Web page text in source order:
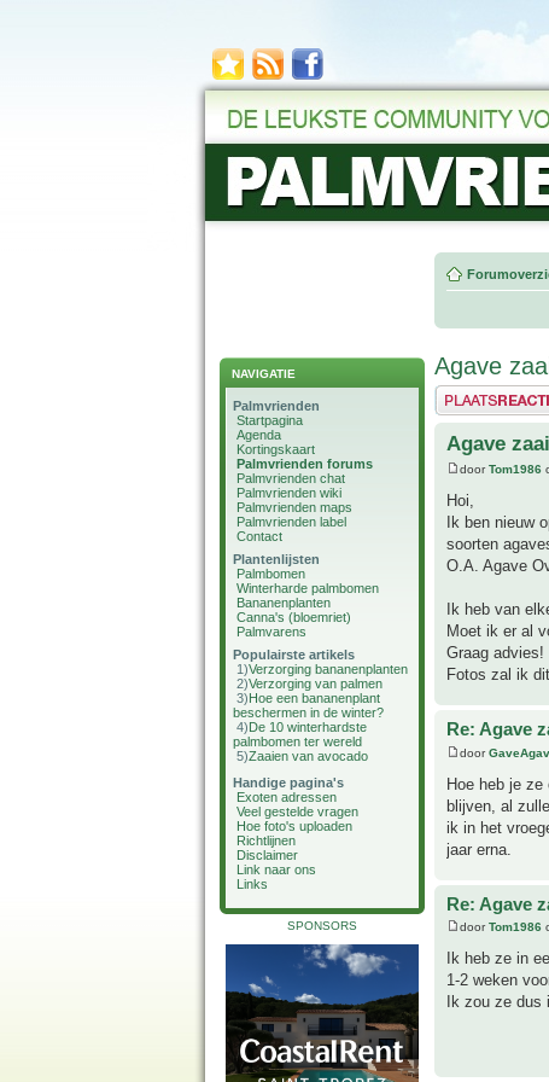
NAVIGATIE
Palmvrienden
Startpagina
Agenda
Kortingskaart
Palmvrienden forums
Palmvrienden chat
Palmvrienden wiki
Palmvrienden maps
Palmvrienden label
Contact
Plantenlijsten
Palmbomen
Winterharde palmbomen
Bananenplanten
Canna's (bloemriet)
Palmvarens
Populairste artikels
1)Verzorging bananenplanten
2)Verzorging van palmen
3)Hoe een bananenplant
beschermen in de winter?
4)De 10 winterhardste
palmbomen ter wereld
5)Zaaien van avocado
Handige pagina's
Exoten adressen
Veel gestelde vragen
Hoe foto's uploaden
Richtlijnen
Disclaimer
Link naar ons
Links
SPONSORS
Agave
Plaats een reactie
Agave
doorTom1986
Hoi,
Ik ben nieuw
soorten
O.A. Agave
Ik heb van
Moet ik er al
Graag advies!
Fotos zal ik
Re: Agave
door
Hoe heb je
blijven, al
ik in het
jaar erna.
Re: Agave
doorTom1986
Ik heb ze in
1-2 weken
Ik zou ze